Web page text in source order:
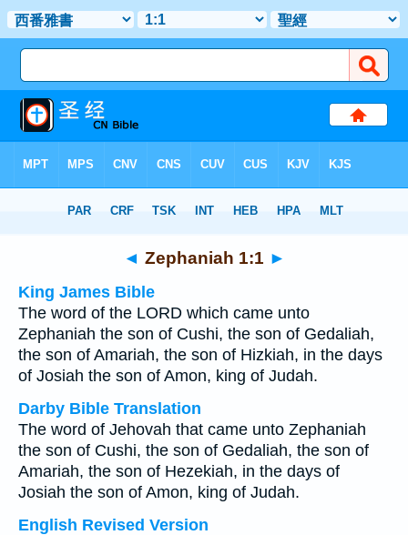
> Zephaniah 1:1
◄ Zephaniah 1:1 ►
King James Bible
The word of the LORD which came unto
Zephaniah the son of Cushi, the son of Gedaliah,
the son of Amariah, the son of Hizkiah, in the days
of Josiah the son of Amon, king of Judah.
Darby Bible Translation
The word of Jehovah that came unto Zephaniah
the son of Cushi, the son of Gedaliah, the son of
Amariah, the son of Hezekiah, in the days of
Josiah the son of Amon, king of Judah.
English Revised Version